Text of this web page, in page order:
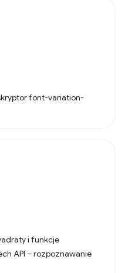
font-variation-
i funkcje
API – rozpoznawanie